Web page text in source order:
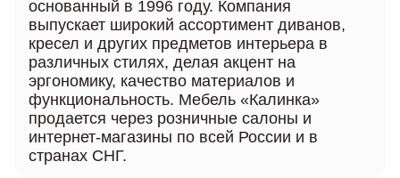
основанный в 1996 году. Компания
выпускает широкий ассортимент диванов,
кресел и других предметов интерьера в
различных стилях, делая акцент на
эргономику, качество материалов и
функциональность. Мебель «Калинка»
продается через розничные салоны и
интернет-магазины по всей России и в
странах СНГ.